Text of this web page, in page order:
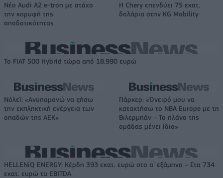
Νέο Audi A2 e-tron με στόχο
την κορυφή της
αποδοτικότητας
Η Chery επενδύει 75 εκατ.
δολάρια στην KG Mobility
Το FIAT 500 Hybrid τώρα από 18.990 ευρώ
Νόλεϊ: «Ανυπομονώ να ζήσω
την εκπληκτική ενέργεια των
οπαδών της ΑΕΚ»
Πάρκερ: «Όνειρό μου να
κατακτήσω το ΝΒΑ Europe με τη
Βιλερμπάν – Το πλάνο της
ομάδας μένει ίδιο»
HELLENiQ ENERGY: Κέρδη 393 εκατ. ευρώ στο α' εξάμηνο – Στα 734
εκατ. ευρώ τα EBITDA